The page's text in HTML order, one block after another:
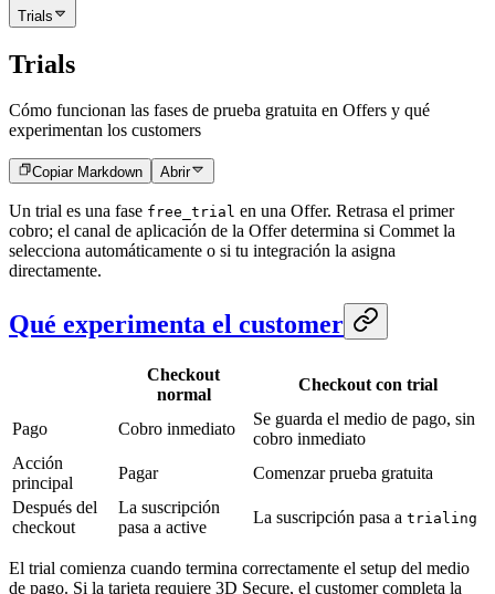
Trials
Trials
Cómo funcionan las fases de prueba gratuita en Offers y qué
experimentan los customers
Copiar Markdown Abrir
Un trial es una fase free_trial en una Offer. Retrasa el primer
cobro; el canal de aplicación de la Offer determina si Commet la
selecciona automáticamente o si tu integración la asigna
directamente.
Qué experimenta el customer
Checkout
normal
Checkout con trial
Pago Cobro inmediato
Se guarda el medio de pago, sin
cobro inmediato
Acción
principal
Pagar
Comenzar prueba gratuita
Después del
checkout
La suscripción
pasa a active
La suscripción pasa a trialing
El trial comienza cuando termina correctamente el setup del medio
de pago. Si la tarjeta requiere 3D Secure, el customer completa la